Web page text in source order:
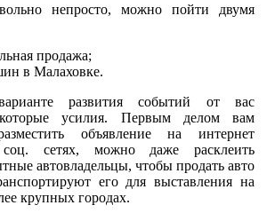
непросто, можно пойти двумя
продажа;
в Малаховке.
развития событий от вас
усилия. Первым делом вам
объявление на интернет
сетях, можно даже расклеить
автовладельцы, чтобы продать авто
его для выставления на
крупных городах.